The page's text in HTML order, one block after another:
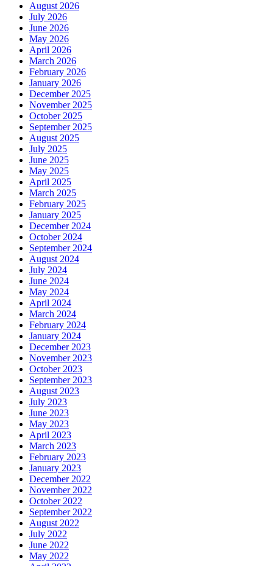
August 2026
July 2026
June 2026
May 2026
April 2026
March 2026
February 2026
January 2026
December 2025
November 2025
October 2025
September 2025
August 2025
July 2025
June 2025
May 2025
April 2025
March 2025
February 2025
January 2025
December 2024
October 2024
September 2024
August 2024
July 2024
June 2024
May 2024
April 2024
March 2024
February 2024
January 2024
December 2023
November 2023
October 2023
September 2023
August 2023
July 2023
June 2023
May 2023
April 2023
March 2023
February 2023
January 2023
December 2022
November 2022
October 2022
September 2022
August 2022
July 2022
June 2022
May 2022